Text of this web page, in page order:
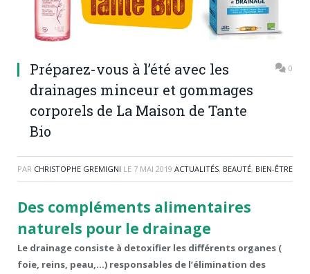
Préparez-vous à l’été avec les
drainages minceur et gommages
corporels de La Maison de Tante
Bio
0
PAR CHRISTOPHE GREMIGNI LE 7 MAI 2019 ACTUALITÉS, BEAUTÉ, BIEN-ÊTRE
Des compléments alimentaires
naturels pour le drainage
Le drainage consiste à detoxifier les différents organes (
foie, reins, peau,…) responsables de l’élimination des